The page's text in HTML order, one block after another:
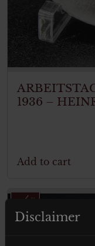
1936 –
Add to cart
Disclaimer